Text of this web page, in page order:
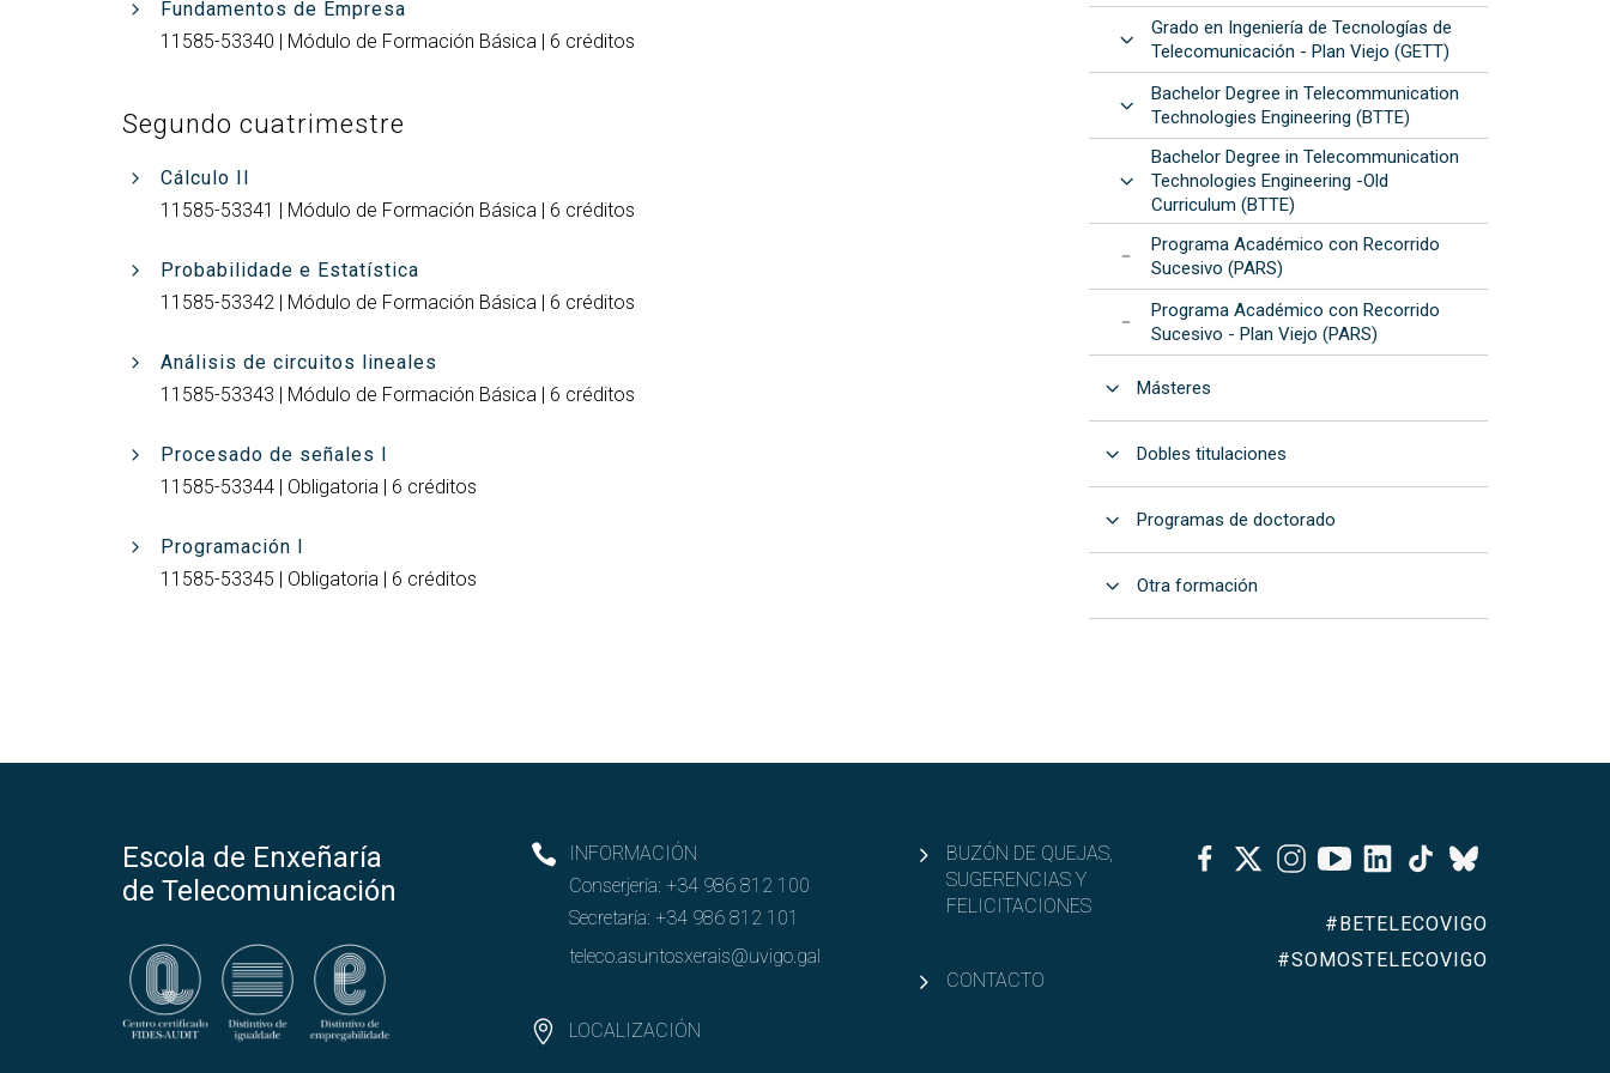
Fundamentos de Empresa
11585-53340 | Módulo de Formación Básica | 6 créditos
Segundo cuatrimestre
Cálculo II
11585-53341 | Módulo de Formación Básica | 6 créditos
Probabilidade e Estatística
11585-53342 | Módulo de Formación Básica | 6 créditos
Análisis de circuitos lineales
11585-53343 | Módulo de Formación Básica | 6 créditos
Procesado de señales I
11585-53344 | Obligatoria | 6 créditos
Programación I
11585-53345 | Obligatoria | 6 créditos
Abrir
Grado en Ingeniería de Tecnologías de
Telecomunicación - Plan Viejo (GETT)
Abrir
Bachelor Degree in Telecommunication
Technologies Engineering (BTTE)
Abrir
Bachelor Degree in Telecommunication
Technologies Engineering -Old
Curriculum (BTTE)
Programa Académico con Recorrido
Sucesivo (PARS)
Programa Académico con Recorrido
Sucesivo - Plan Viejo (PARS)
Abrir
Másteres
Abrir
Dobles titulaciones
Abrir
Programas de doctorado
Abrir
Otra formación
Escola de Enxeñaría
de Telecomunicación
INFORMACIÓN
Conserjería:+34 986 812 100
Secretaría:+34 986 812 101
teleco.asuntosxerais@uvigo.gal
LOCALIZACIÓN
BUZÓN DE QUEJAS,
SUGERENCIAS Y
FELICITACIONES
CONTACTO
Facebook
TwitterInstagramYoutubeLinkedinTiktok
Bluesky
#BETELECOVIGO
#SOMOSTELECOVIGO